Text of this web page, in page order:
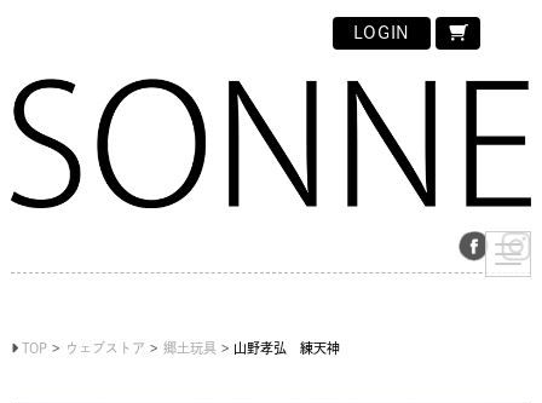
LOGIN
TOP ウェブストア 郷土玩具 山野孝弘 練天神